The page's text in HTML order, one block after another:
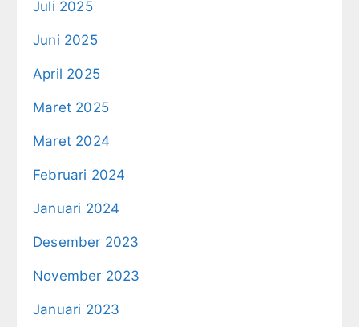
Juli 2025
Juni 2025
April 2025
Maret 2025
Maret 2024
Februari 2024
Januari 2024
Desember 2023
November 2023
Januari 2023